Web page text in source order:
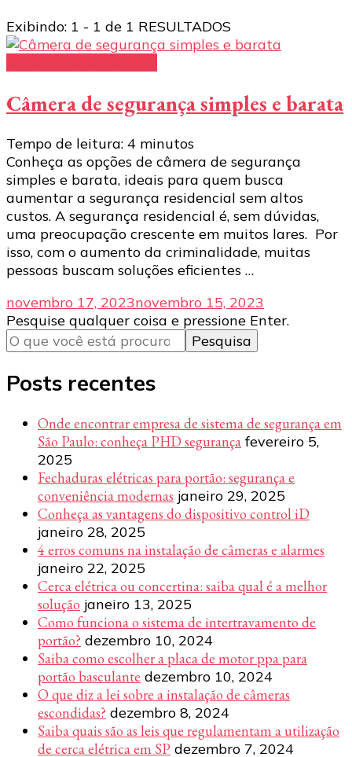
Exibindo: 1 - 1 de 1 RESULTADOS
Câmera de segurança simples e barata
Tempo de leitura: 4 minutos
Conheça as opções de câmera de segurança
simples e barata, ideais para quem busca
aumentar a segurança residencial sem altos
custos. A segurança residencial é, sem dúvidas,
uma preocupação crescente em muitos lares. Por
isso, com o aumento da criminalidade, muitas
pessoas buscam soluções eficientes …
novembro 17, 2023novembro 15, 2023
Procurando
algo?
Pesquise qualquer coisa e pressione Enter.
Posts recentes
Onde encontrar empresa de sistema de segurança em
São Paulo: conheça PHD segurança fevereiro 5,
2025
Fechaduras elétricas para portão: segurança e
conveniência modernas janeiro 29, 2025
Conheça as vantagens do dispositivo control iD
janeiro 28, 2025
4 erros comuns na instalação de câmeras e alarmes
janeiro 22, 2025
Cerca elétrica ou concertina: saiba qual é a melhor
solução janeiro 13, 2025
Como funciona o sistema de intertravamento de
portão? dezembro 10, 2024
Saiba como escolher a placa de motor ppa para
portão basculante dezembro 10, 2024
O que diz a lei sobre a instalação de câmeras
escondidas? dezembro 8, 2024
Saiba quais são as leis que regulamentam a utilização
de cerca elétrica em SP dezembro 7, 2024